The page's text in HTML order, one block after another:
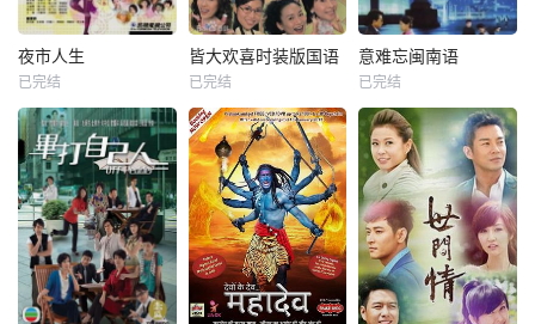
夜市人生
已完结
皆大欢喜时装版国语
已完结
意难忘闽南语
已完结